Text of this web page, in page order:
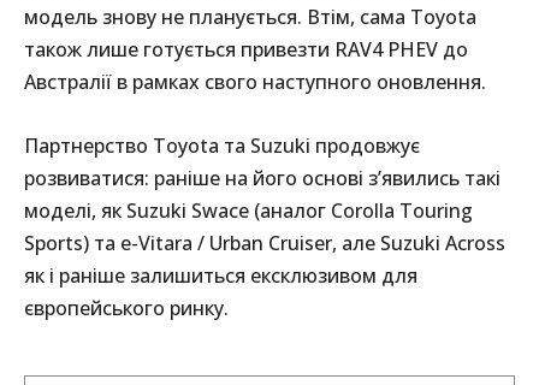
модель знову не планується. Втім, сама Toyota
також лише готується привезти RAV4 PHEV до
Австралії в рамках свого наступного оновлення.
Партнерство Toyota та Suzuki продовжує
розвиватися: раніше на його основі з’явились такі
моделі, як Suzuki Swace (аналог Corolla Touring
Sports) та e-Vitara / Urban Cruiser, але Suzuki Across
як і раніше залишиться ексклюзивом для
європейського ринку.